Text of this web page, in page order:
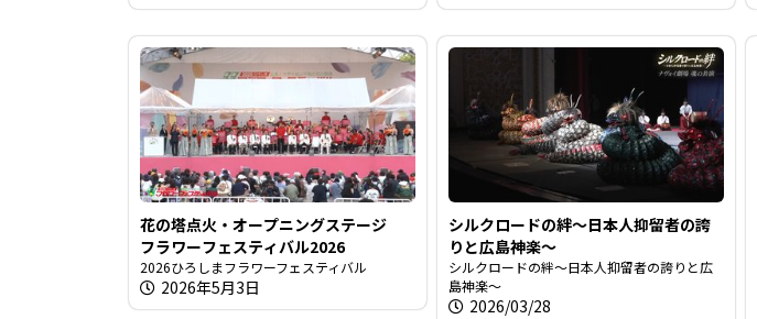
花の塔点火・オープニングステージ
フラワーフェスティバル2026
2026ひろしまフラワーフェスティバル
2026年5月3日
シルクロードの絆～日本人抑留者の誇
りと広島神楽～
シルクロードの絆～日本人抑留者の誇りと広
島神楽～
2026/03/28